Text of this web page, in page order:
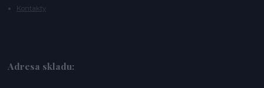
Kontakty
Adresa skladu: